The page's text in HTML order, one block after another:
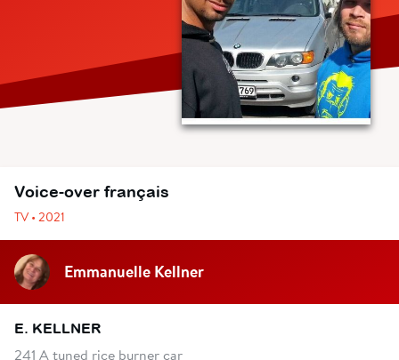
Voice-over français
TV • 2021
Emmanuelle Kellner
E. KELLNER
241 A tuned rice burner car